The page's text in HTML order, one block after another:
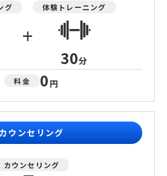
グ
+
体験トレーニング
30分
料金 0 円
カウンセリング
カウンセリング